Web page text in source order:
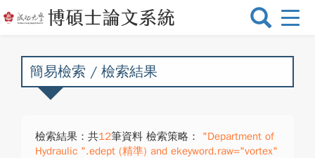
選
換
簡易檢索 / 檢索結果
檢索結果：共12筆資料 檢索策略：
"Department of
Hydraulic ".edept (精準) and ekeyword.raw="vortex"